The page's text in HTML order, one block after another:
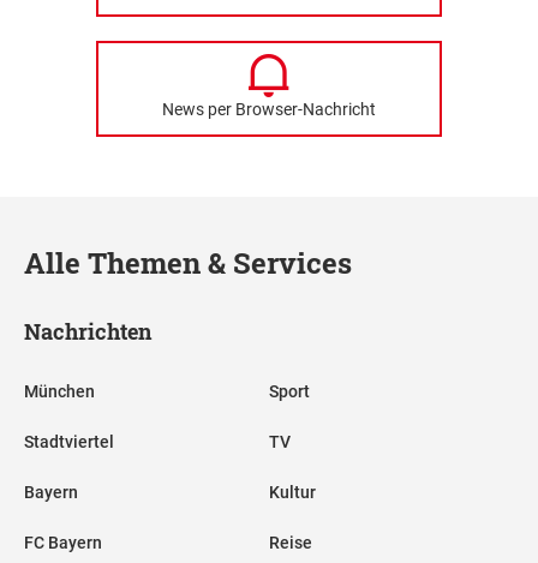
News per Browser-Nachricht
Alle Themen & Services
Nachrichten
München
Stadtviertel
Bayern
FC Bayern
Sport
TV
Kultur
Reise